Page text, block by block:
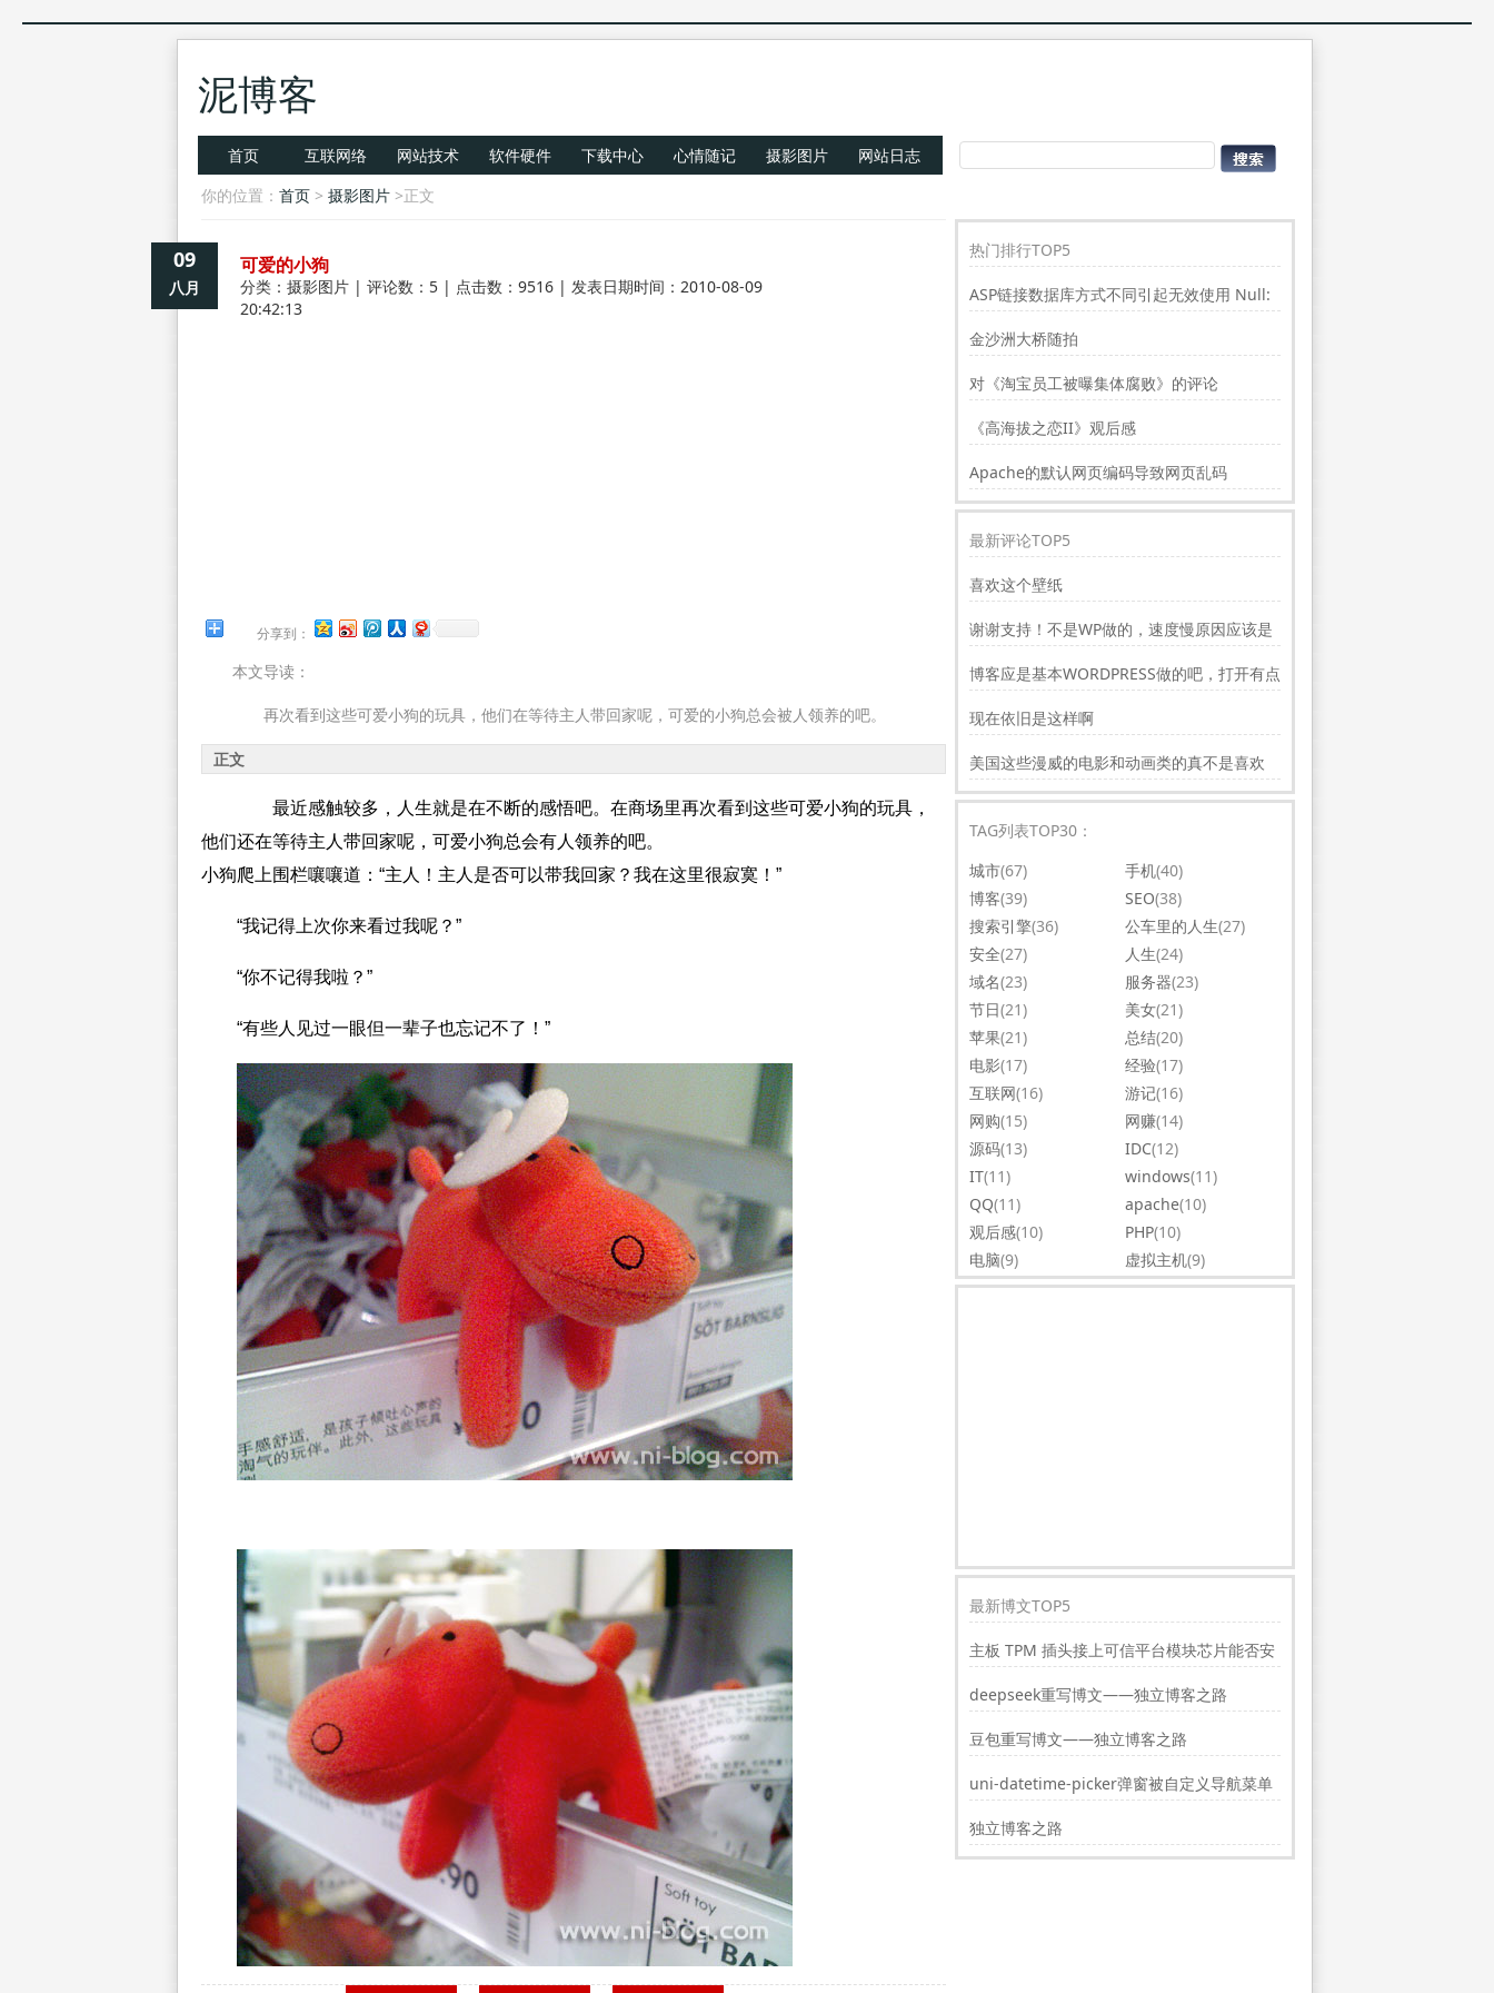
泥博客
首页 互联网络 网站技术 软件硬件 下载中心 心情随记 摄影图片
网站日志
你的位置： 首页> 摄影图片>正文
09
八月
可爱的小狗
分类： 摄影图片| 评论数：5 | 点击数：9516 | 发表日期时间：2010-08-09
20:42:13
分享到：
本文导读：
再次看到这些可爱小狗的玩具，他们在等待主人带回家呢，可爱的小狗总会被人领养的吧。
正文
最近感触较多，人生就是在不断的感悟吧。在商场里再次看到这些可爱小狗的玩具，
他们还在等待主人带回家呢，可爱小狗总会有人领养的吧。
小狗爬上围栏嚷嚷道：“主人！主人是否可以带我回家？我在这里很寂寞！”
“我记得上次你来看过我呢？”
“你不记得我啦？”
“有些人见过一眼但一辈子也忘记不了！”
热门排行TOP5
ASP链接数据库方式不同引起无效使用 Null:
Replace”的问题
金沙洲大桥随拍
对《淘宝员工被曝集体腐败》的评论
《高海拔之恋II》观后感
Apache的默认网页编码导致网页乱码
最新评论TOP5
喜欢这个壁纸
谢谢支持！不是WP做的，速度慢原因应该是
服务器线路问题。
博客应是基本WORDPRESS做的吧，打开有点
慢，可以优化一下。还有网站更新应多一点，
才会吸引更多相关的人去看。纯个人意见，谢
现在依旧是这样啊
美国这些漫威的电影和动画类的真不是喜欢
看，太没意思了
TAG列表TOP30：
城市(67) 手机(40)
博客(39) SEO(38)
搜索引擎(36) 公车里的人生(27)
安全(27) 人生(24)
域名(23) 服务器(23)
节日(21) 美女(21)
苹果(21) 总结(20)
电影(17) 经验(17)
互联网(16) 游记(16)
网购(15) 网赚(14)
源码(13) IDC(12)
IT(11) windows(11)
QQ(11) apache(10)
观后感(10) PHP(10)
电脑(9) 虚拟主机(9)
最新博文TOP5
主板 TPM 插头接上可信平台模块芯片能否安
装windwos11?
deepseek重写博文——独立博客之路
豆包重写博文——独立博客之路
uni-datetime-picker弹窗被自定义导航菜单
遮挡的解决方法
独立博客之路